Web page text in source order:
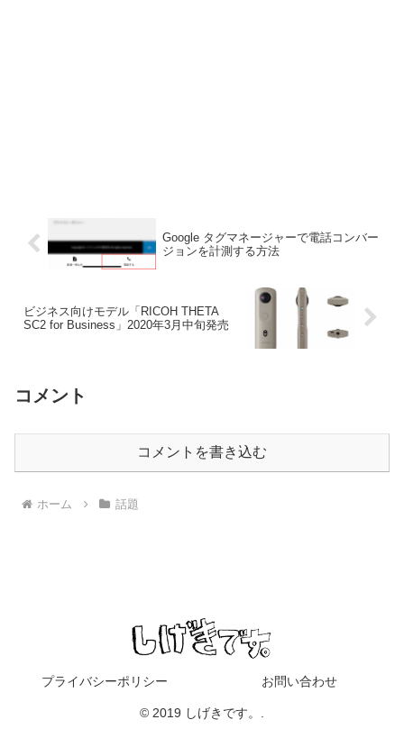
Google タグマネージャーで電話コンバー
ジョンを計測する方法
ビジネス向けモデル「RICOH THETA
SC2 for Business」2020年3月中旬発売
コメント
コメントを書き込む
ホーム 話題
プライバシーポリシー お問い合わせ
© 2019 しげきです。.